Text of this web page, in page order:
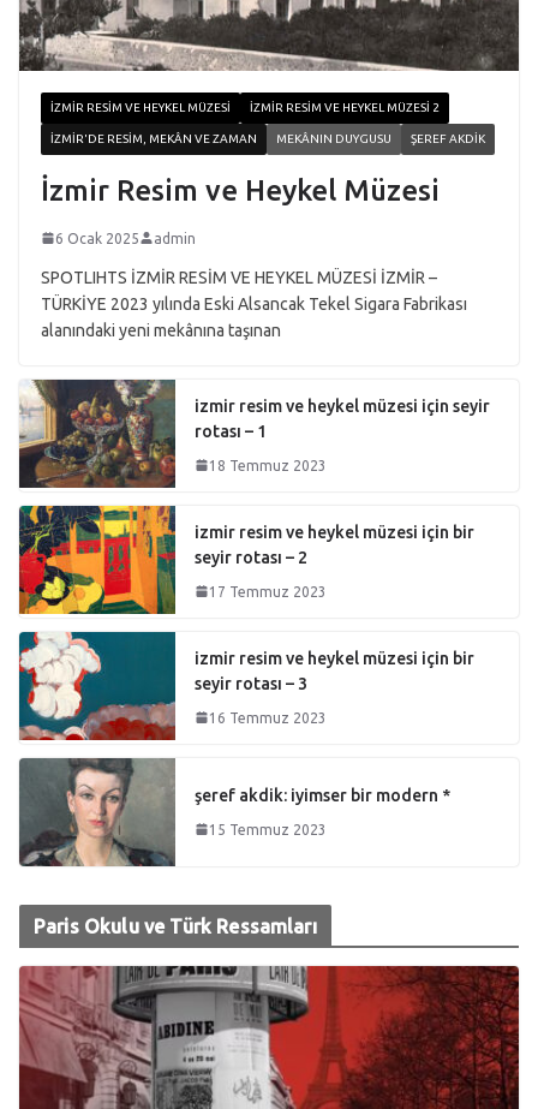
İZMIR RESIM VE HEYKEL MÜZESI İZMIR RESIM VE HEYKEL MÜZESI 2
İZMIR'DE RESIM, MEKÂN VE ZAMAN MEKÂNIN DUYGUSU ŞEREF AKDIK
İzmir Resim ve Heykel Müzesi
6 Ocak 2025 admin
SPOTLIHTS İZMİR RESİM VE HEYKEL MÜZESİ İZMİR –
TÜRKİYE 2023 yılında Eski Alsancak Tekel Sigara Fabrikası
alanındaki yeni mekânına taşınan
izmir resim ve heykel müzesi için seyir
rotası – 1
18 Temmuz 2023
izmir resim ve heykel müzesi için bir
seyir rotası – 2
17 Temmuz 2023
izmir resim ve heykel müzesi için bir
seyir rotası – 3
16 Temmuz 2023
şeref akdik: iyimser bir modern *
15 Temmuz 2023
Paris Okulu ve Türk Ressamları